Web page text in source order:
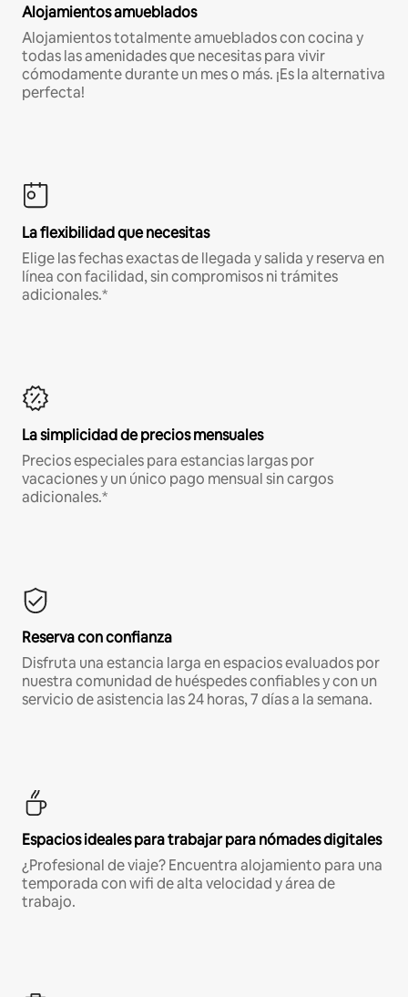
Alojamientos amueblados
Alojamientos totalmente amueblados con cocina y
todas las amenidades que necesitas para vivir
cómodamente durante un mes o más. ¡Es la alternativa
perfecta!
La flexibilidad que necesitas
Elige las fechas exactas de llegada y salida y reserva en
línea con facilidad, sin compromisos ni trámites
adicionales.*
La simplicidad de precios mensuales
Precios especiales para estancias largas por
vacaciones y un único pago mensual sin cargos
adicionales.*
Reserva con confianza
Disfruta una estancia larga en espacios evaluados por
nuestra comunidad de huéspedes confiables y con un
servicio de asistencia las 24 horas, 7 días a la semana.
Espacios ideales para trabajar para nómades digitales
¿Profesional de viaje? Encuentra alojamiento para una
temporada con wifi de alta velocidad y área de
trabajo.